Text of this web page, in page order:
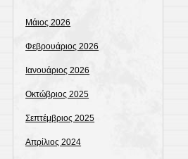
Μάιος 2026
Φεβρουάριος 2026
Ιανουάριος 2026
Οκτώβριος 2025
Σεπτέμβριος 2025
Απρίλιος 2024